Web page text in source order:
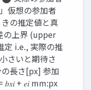
仮想の参加者
の推定値と真
の上界 (upper
定 i.e., 実際の推
さいと期待さ
長さ[px] 参加
+ 𝑒𝑖 mm:px